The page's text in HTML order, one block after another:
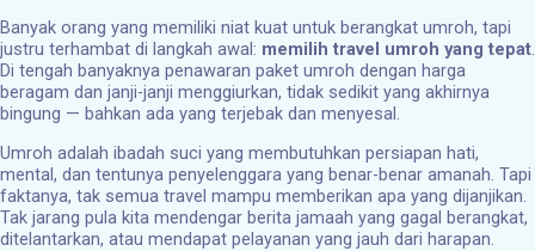
Banyak orang yang memiliki niat kuat untuk berangkat umroh, tapi
justru terhambat di langkah awal: memilih travel umroh yang tepat.
Di tengah banyaknya penawaran paket umroh dengan harga
beragam dan janji-janji menggiurkan, tidak sedikit yang akhirnya
bingung — bahkan ada yang terjebak dan menyesal.
Umroh adalah ibadah suci yang membutuhkan persiapan hati,
mental, dan tentunya penyelenggara yang benar-benar amanah. Tapi
faktanya, tak semua travel mampu memberikan apa yang dijanjikan.
Tak jarang pula kita mendengar berita jamaah yang gagal berangkat,
ditelantarkan, atau mendapat pelayanan yang jauh dari harapan.